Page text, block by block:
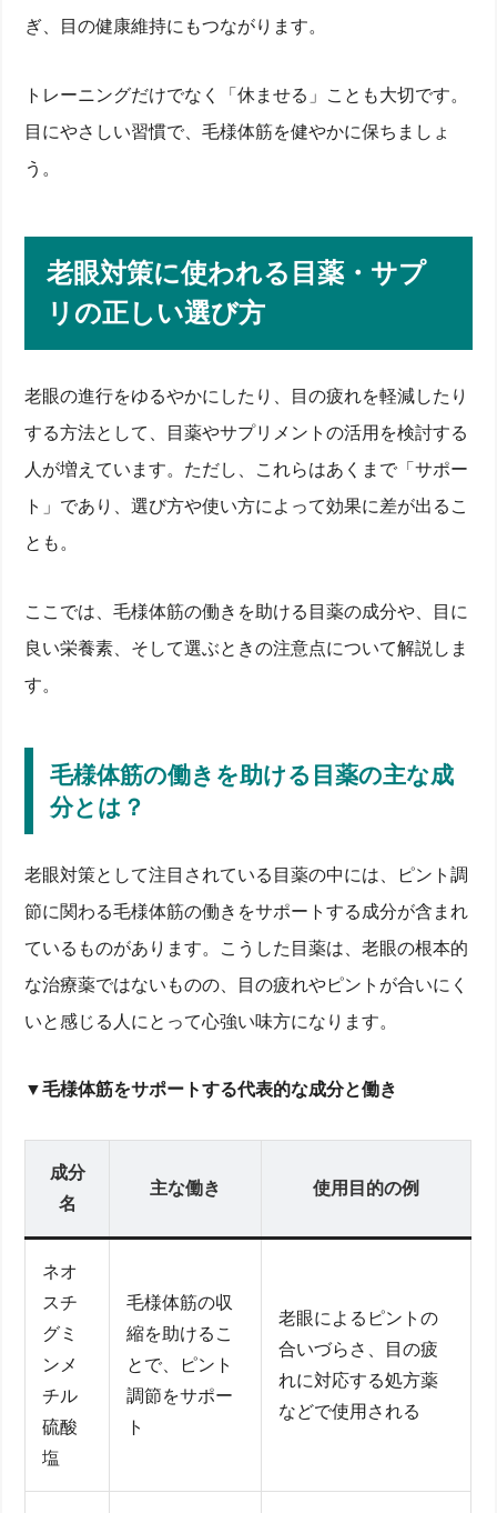
ぎ、目の健康維持にもつながります。
トレーニングだけでなく「休ませる」ことも大切です。
目にやさしい習慣で、毛様体筋を健やかに保ちましょ
う。
老眼対策に使われる目薬・サプ
リの正しい選び方
老眼の進行をゆるやかにしたり、目の疲れを軽減したり
する方法として、目薬やサプリメントの活用を検討する
人が増えています。ただし、これらはあくまで「サポー
ト」であり、選び方や使い方によって効果に差が出るこ
とも。
ここでは、毛様体筋の働きを助ける目薬の成分や、目に
良い栄養素、そして選ぶときの注意点について解説しま
す。
毛様体筋の働きを助ける目薬の主な成
分とは？
老眼対策として注目されている目薬の中には、ピント調
節に関わる毛様体筋の働きをサポートする成分が含まれ
ているものがあります。こうした目薬は、老眼の根本的
な治療薬ではないものの、目の疲れやピントが合いにく
いと感じる人にとって心強い味方になります。
▼毛様体筋をサポートする代表的な成分と働き
成分
名
主な働き 使用目的の例
ネオ
スチ
グミ
ンメ
チル
硫酸
塩
毛様体筋の収
縮を助けるこ
とで、ピント
調節をサポー
ト
老眼によるピントの
合いづらさ、目の疲
れに対応する処方薬
などで使用される